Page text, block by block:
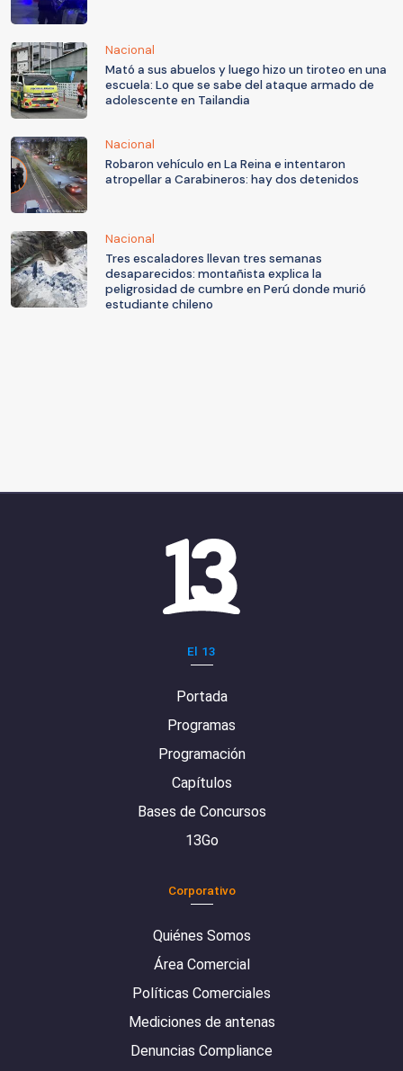
Nacional
Mató a sus abuelos y luego hizo un tiroteo en una
escuela: Lo que se sabe del ataque armado de
adolescente en Tailandia
Nacional
Robaron vehículo en La Reina e intentaron
atropellar a Carabineros: hay dos detenidos
Nacional
Tres escaladores llevan tres semanas
desaparecidos: montañista explica la
peligrosidad de cumbre en Perú donde murió
estudiante chileno
El 13
Portada
Programas
Programación
Capítulos
Bases de Concursos
13Go
Corporativo
Quiénes Somos
Área Comercial
Políticas Comerciales
Mediciones de antenas
Denuncias Compliance